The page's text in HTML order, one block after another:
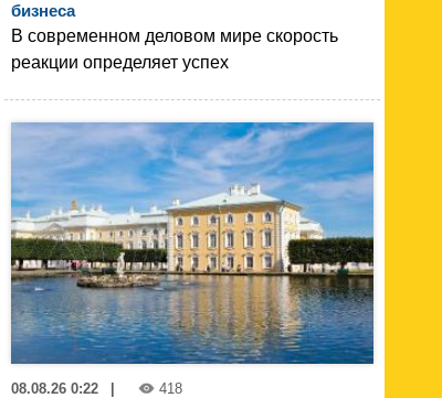
бизнеса
В современном деловом мире скорость
реакции определяет успех
08.08.26 0:22 418